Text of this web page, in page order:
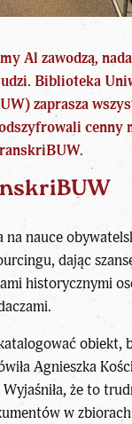
Al zawodzą,
Biblioteka
zaprasza
cenny
na nauce
dając
historycznymi
obiekt,
Agnieszka
że to
w